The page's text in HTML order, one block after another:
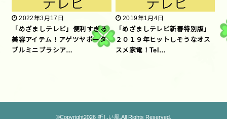
2022年3月17日
「めざましテレビ」便利すぎる
美容アイテム！アゲツヤポータ
ブルミニブラシア…
2019年1月4日
「めざましテレビ新春特別版」
２０１９年ヒットしそうなオス
スメ家電！Tel…
©Copyright2026 新しい風.All Rights Reserved.